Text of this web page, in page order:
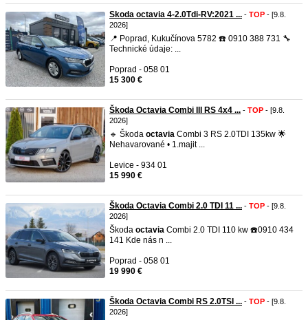
Skoda octavia 4-2.0Tdi-RV:2021 ... - TOP - [9.8.
2026]
📍 Poprad, Kukučínova 5782 ☎️ 0910 388 731 🔧
Technické údaje: ...
Poprad - 058 01
15 300 €
Škoda Octavia Combi III RS 4x4 ... - TOP - [9.8.
2026]
🔹 Škoda octavia Combi 3 RS 2.0TDI 135kw 🌟
Nehavarované • 1.majit ...
Levice - 934 01
15 990 €
Škoda Octavia Combi 2.0 TDI 11 ... - TOP - [9.8.
2026]
Škoda octavia Combi 2.0 TDI 110 kw ☎️0910 434
141 Kde nás n ...
Poprad - 058 01
19 990 €
Škoda Octavia Combi RS 2.0TSI ... - TOP - [9.8.
2026]